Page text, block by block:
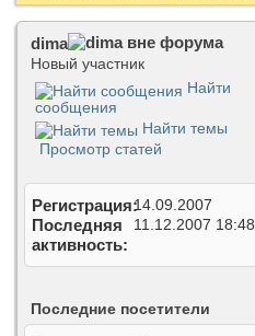
dima
Новый участник
Найти
сообщения
Найти темы
Просмотр статей
Регистрация14.09.2007
Последняя
активность
11.12.2007 18:48
Последние посетители